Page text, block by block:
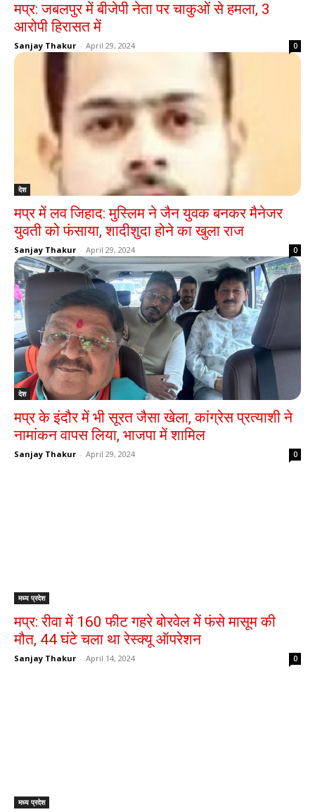
मप्र: जबलपुर में बीजेपी नेता पर चाकुओं से हमला, 3
आरोपी हिरासत में
Sanjay Thakur - April 29, 2024 0
देश
मप्र में लव जिहाद: मुस्लिम ने जैन युवक बनकर मैनेजर
युवती को फंसाया, शादीशुदा होने का खुला राज
Sanjay Thakur - April 29, 2024 0
देश
मप्र के इंदौर में भी सूरत जैसा खेला, कांग्रेस प्रत्याशी ने
नामांकन वापस लिया, भाजपा में शामिल
Sanjay Thakur - April 29, 2024 0
मध्य प्रदेश
मप्र: रीवा में 160 फीट गहरे बोरवेल में फंसे मासूम की
मौत, 44 घंटे चला था रेस्क्यू ऑपरेशन
Sanjay Thakur - April 14, 2024 0
मध्य प्रदेश